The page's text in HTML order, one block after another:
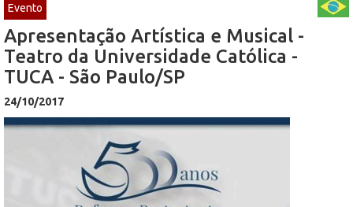
Evento
Apresentação Artística e Musical -
Teatro da Universidade Católica -
TUCA - São Paulo/SP
24/10/2017